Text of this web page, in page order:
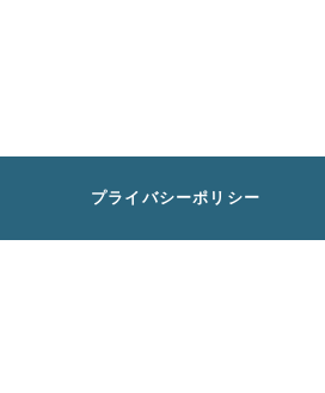
プライバシーポリシー